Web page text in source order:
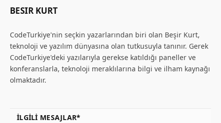
BESIR KURT
CodeTurkiye'nin seçkin yazarlarından biri olan Beşir Kurt,
teknoloji ve yazılım dünyasına olan tutkusuyla tanınır. Gerek
CodeTurkiye'deki yazılarıyla gerekse katıldığı paneller ve
konferanslarla, teknoloji meraklılarına bilgi ve ilham kaynağı
olmaktadır.
İLGILI MESAJLAR*